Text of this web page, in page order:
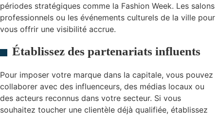
périodes stratégiques comme la Fashion Week. Les salons
professionnels ou les événements culturels de la ville pour
vous offrir une visibilité accrue.
Établissez des partenariats influents
Pour imposer votre marque dans la capitale, vous pouvez
collaborer avec des influenceurs, des médias locaux ou
des acteurs reconnus dans votre secteur. Si vous
souhaitez toucher une clientèle déjà qualifiée, établissez